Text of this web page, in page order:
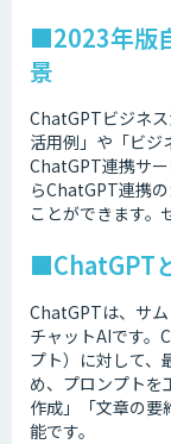
■2023年版
景
ChatGPTビジネ
活用例」や「ビジ
ChatGPT連携サ
らChatGPT連携
ことができます。
■ChatGPT
ChatGPTは、サ
チャットAIです。
プト）に対して、
め、プロンプトを
作成」「文章の要
能です。